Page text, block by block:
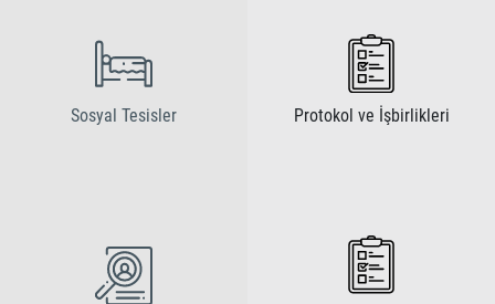
Sosyal Tesisler Protokol ve İşbirlikleri